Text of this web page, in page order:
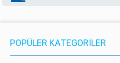
POPÜLER KATEGORILER